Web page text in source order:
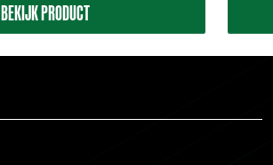
BEKIJK PRODUCT